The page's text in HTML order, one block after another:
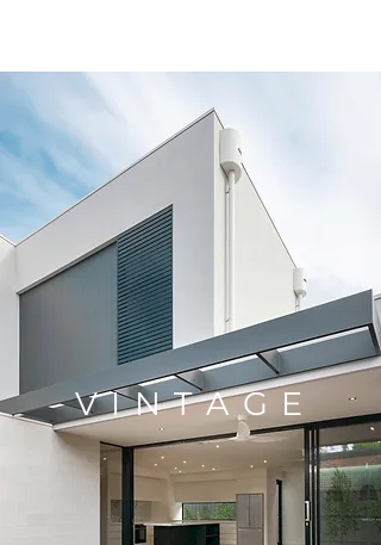
V I N T A G E